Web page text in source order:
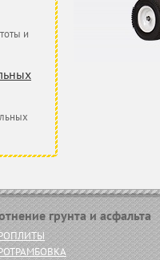
и
грунта и асфальта